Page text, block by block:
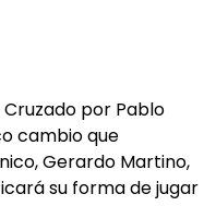
por Pablo
cambio que
Gerardo Martino,
su forma de jugar